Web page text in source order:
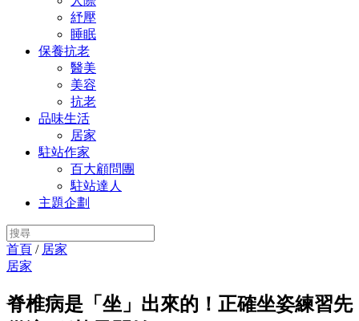
紓壓
睡眠
保養抗老
醫美
美容
抗老
品味生活
居家
駐站作家
百大顧問團
駐站達人
主題企劃
首頁 / 居家
居家
脊椎病是「坐」出來的！正確坐姿練習先